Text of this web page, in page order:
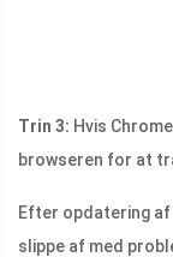
Trin 3: Hvis
browseren for at
Efter opdatering af
slippe af med